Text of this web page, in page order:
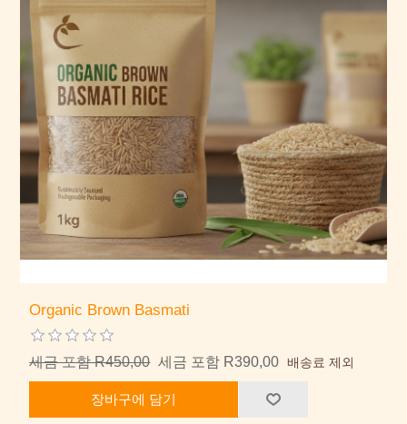
Organic Brown Basmati
세금 포함 R450,00 세금 포함 R390,00 배송료 제외
장바구에 담기